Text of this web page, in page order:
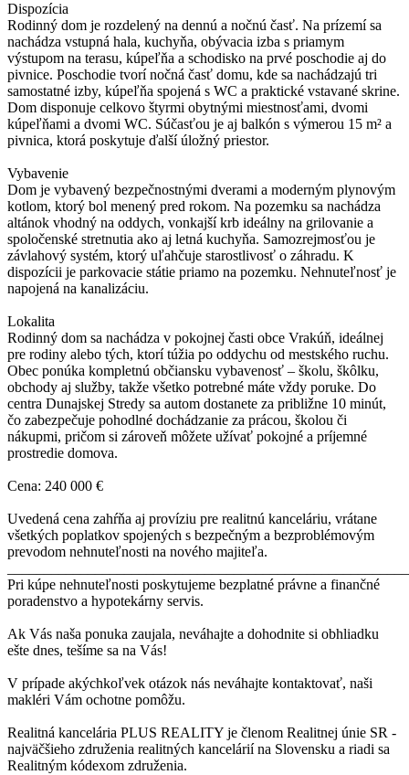
Dispozícia
Rodinný dom je rozdelený na dennú a nočnú časť. Na prízemí sa
nachádza vstupná hala, kuchyňa, obývacia izba s priamym
výstupom na terasu, kúpeľňa a schodisko na prvé poschodie aj do
pivnice. Poschodie tvorí nočná časť domu, kde sa nachádzajú tri
samostatné izby, kúpeľňa spojená s WC a praktické vstavané skrine.
Dom disponuje celkovo štyrmi obytnými miestnosťami, dvomi
kúpeľňami a dvomi WC. Súčasťou je aj balkón s výmerou 15 m² a
pivnica, ktorá poskytuje ďalší úložný priestor.
Vybavenie
Dom je vybavený bezpečnostnými dverami a moderným plynovým
kotlom, ktorý bol menený pred rokom. Na pozemku sa nachádza
altánok vhodný na oddych, vonkajší krb ideálny na grilovanie a
spoločenské stretnutia ako aj letná kuchyňa. Samozrejmosťou je
závlahový systém, ktorý uľahčuje starostlivosť o záhradu. K
dispozícii je parkovacie státie priamo na pozemku. Nehnuteľnosť je
napojená na kanalizáciu.
Lokalita
Rodinný dom sa nachádza v pokojnej časti obce Vrakúň, ideálnej
pre rodiny alebo tých, ktorí túžia po oddychu od mestského ruchu.
Obec ponúka kompletnú občiansku vybavenosť – školu, škôlku,
obchody aj služby, takže všetko potrebné máte vždy poruke. Do
centra Dunajskej Stredy sa autom dostanete za približne 10 minút,
čo zabezpečuje pohodlné dochádzanie za prácou, školou či
nákupmi, pričom si zároveň môžete užívať pokojné a príjemné
prostredie domova.
Cena: 240 000 €
Uvedená cena zahŕňa aj províziu pre realitnú kanceláriu, vrátane
všetkých poplatkov spojených s bezpečným a bezproblémovým
prevodom nehnuteľnosti na nového majiteľa.
Pri kúpe nehnuteľnosti poskytujeme bezplatné právne a finančné
poradenstvo a hypotekárny servis.
Ak Vás naša ponuka zaujala, neváhajte a dohodnite si obhliadku
ešte dnes, tešíme sa na Vás!
V prípade akýchkoľvek otázok nás neváhajte kontaktovať, naši
makléri Vám ochotne pomôžu.
Realitná kancelária PLUS REALITY je členom Realitnej únie SR -
najväčšieho združenia realitných kancelárií na Slovensku a riadi sa
Realitným kódexom združenia.